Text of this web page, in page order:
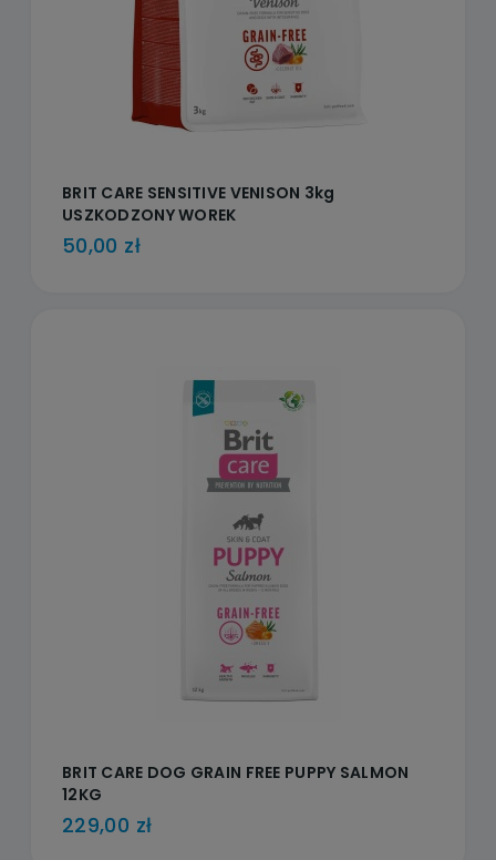
BRIT CARE SENSITIVE VENISON 3kg
USZKODZONY WOREK
50,00 zł
BRIT CARE DOG GRAIN FREE PUPPY SALMON
12KG
229,00 zł